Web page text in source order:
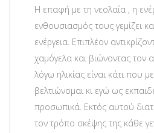
Η επαφή με τη νεολαία , η
ενθουσιασμός τους γεμίζει
ενέργεια. Επιπλέον
χαμόγελα και βιώνοντας τον
λόγω ηλικίας είναι κάτι που
βελτιώνομαι κι εγώ ως
προσωπικά. Εκτός αυτού
τον τρόπο σκέψης της κάθε